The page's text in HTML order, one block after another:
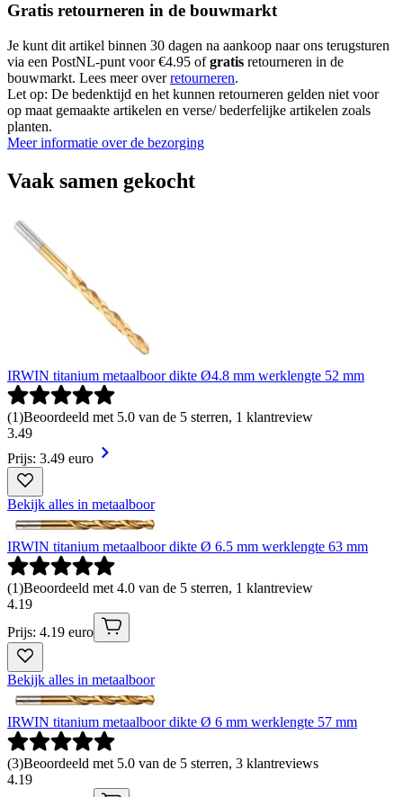
Gratis retourneren in de bouwmarkt
Je kunt dit artikel binnen 30 dagen na aankoop naar ons terugsturen
via een PostNL-punt voor €4.95 ofgratis retourneren in de
bouwmarkt. Lees meer overretourneren.
Let op: De bedenktijd en het kunnen retourneren gelden niet voor
op maat gemaakte artikelen en verse/ bederfelijke artikelen zoals
planten.
Meer informatie over de bezorging
Vaak samen gekocht
IRWIN titanium metaalboor dikte Ø4.8 mm werklengte 52 mm
(1)Beoordeeld met 5.0 van de 5 sterren, 1 klantreview
3.49
Prijs: 3.49 euro
Bekijk alles in metaalboor
IRWIN titanium metaalboor dikte Ø 6.5 mm werklengte 63 mm
(1)Beoordeeld met 4.0 van de 5 sterren, 1 klantreview
4.19
Prijs: 4.19 euro
Bekijk alles in metaalboor
IRWIN titanium metaalboor dikte Ø 6 mm werklengte 57 mm
(3)Beoordeeld met 5.0 van de 5 sterren, 3 klantreviews
4.19